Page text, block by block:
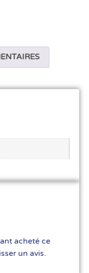
acheté ce
un avis.